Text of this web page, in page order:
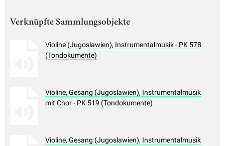
Verknüpfte Sammlungsobjekte
Violine (Jugoslawien), Instrumentalmusik - PK 578
(Tondokumente)
Violine, Gesang (Jugoslawien), Instrumentalmusik
mit Chor - PK 519 (Tondokumente)
Violine, Gesang (Jugoslawien), Instrumentalmusik